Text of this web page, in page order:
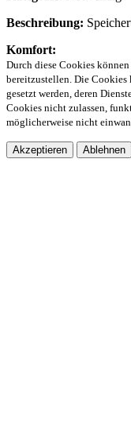
Beschreibung:
Komfort:
Durch diese Cookies
bereitzustellen. Die
gesetzt werden, deren
Cookies nicht zulassen,
möglicherweise nicht
Akzeptieren Ablehnen